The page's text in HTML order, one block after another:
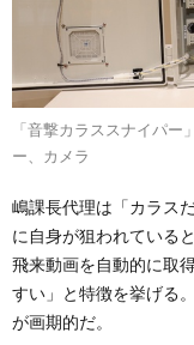
「音撃カラススナイパ
ー、カメラ
嶋課長代理は「カラス
に自身が狙われている
飛来動画を自動的に取
すい」と特徴を挙げる
が画期的だ。